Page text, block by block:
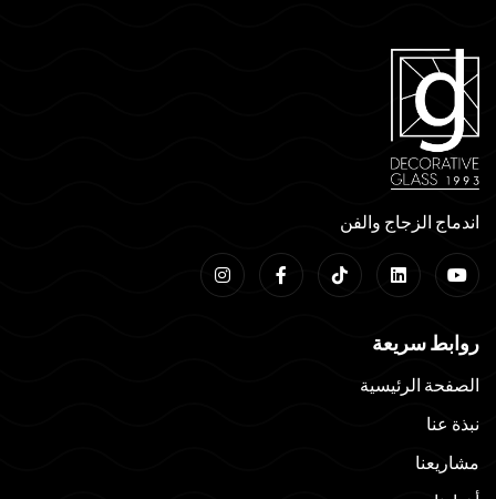
اندماج الزجاج والفن
روابط سريعة
الصفحة الرئيسية
نبذة عنا
مشاريعنا